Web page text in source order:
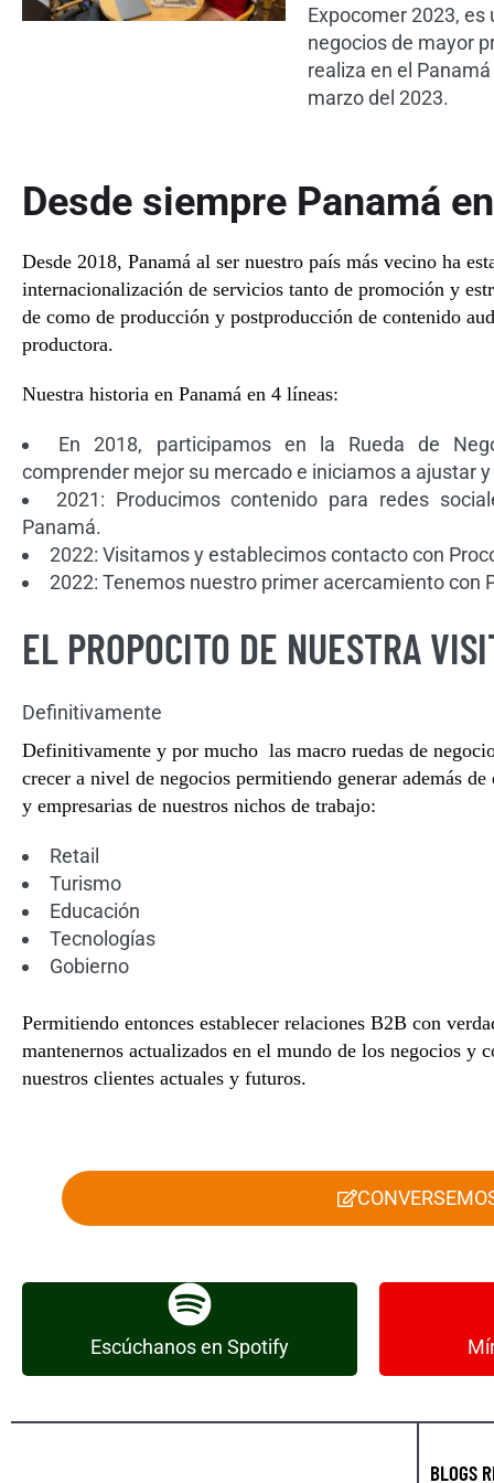
Expocomer 2023, es
negocios de mayor
realiza en el
marzo del 2023.
Desde siempre Panamá
Desde 2018, Panamá al ser nuestro país más vecino ha
internacionalización de servicios tanto de promoción y
de como de producción y postproducción de contenido
productora.
Nuestra historia en Panamá en 4 líneas:
En 2018, participamos en la Rueda de
comprender mejor su mercado e iniciamos a ajustar
2021: Producimos contenido para redes
Panamá.
2022: Visitamos y establecimos contacto con
2022: Tenemos nuestro primer acercamiento con
EL PROPOCITO DE NUESTRA
Definitivamente
Definitivamente y por mucho las macro ruedas de
crecer a nivel de negocios permitiendo generar además
y empresarias de nuestros nichos de trabajo:
Retail
Turismo
Educación
Tecnologías
Gobierno
Permitiendo entonces establecer relaciones B2B con
mantenernos actualizados en el mundo de los negocios y
nuestros clientes actuales y futuros.
Escúchanos en Spotify
HABLEMOS DE MARKETING Y
PUBLICIDAD
BLOGS